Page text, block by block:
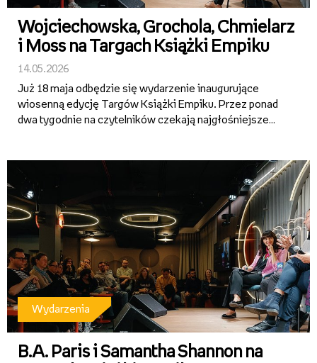
Wojciechowska, Grochola, Chmielarz
i Moss na Targach Książki Empiku
14.05.2026
Już 18 maja odbędzie się wydarzenie inaugurujące
wiosenną edycję Targów Książki Empiku. Przez ponad
dwa tygodnie na czytelników czekają najgłośniejsze
promocje – w tym 2+1 w salo...
Wydarzenia
B.A. Paris i Samantha Shannon na